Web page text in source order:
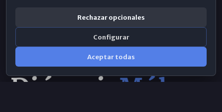
Rechazar opcionales
Configurar
Aceptar todas